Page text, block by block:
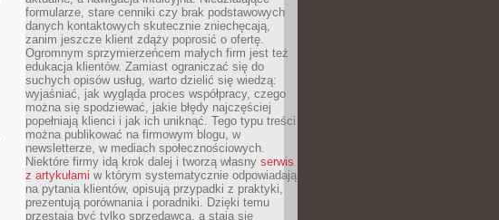
formularze, stare cenniki czy brak podstawowych
danych kontaktowych skutecznie zniechęcają,
zanim jeszcze klient zdąży poprosić o ofertę.
Ogromnym sprzymierzeńcem małych firm jest też
edukacja klientów. Zamiast ograniczać się do
suchych opisów usług, warto dzielić się wiedzą:
wyjaśniać, jak wygląda proces współpracy, czego
można się spodziewać, jakie błędy najczęściej
popełniają klienci i jak ich uniknąć. Tego typu treści
można publikować na firmowym blogu, w
newsletterze, w mediach społecznościowych.
Niektóre firmy idą krok dalej i tworzą własny serwis
z artykułami w którym systematycznie odpowiadają
na pytania klientów, opisują przypadki z praktyki,
prezentują porównania i poradniki. Dzięki temu
przestają być tylko sprzedawcą, a stają się